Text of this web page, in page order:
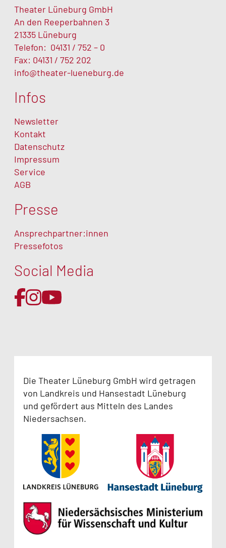
Theater Lüneburg GmbH
An den Reeperbahnen 3
21335 Lüneburg
Telefon: 04131 / 752 – 0
Fax: 04131 / 752 202
info@theater-lueneburg.de
Infos
Newsletter
Kontakt
Datenschutz
Impressum
Service
AGB
Presse
Ansprechpartner:innen
Pressefotos
Social Media
Die Theater Lüneburg GmbH wird getragen
von Landkreis und Hansestadt Lüneburg
und gefördert aus Mitteln des Landes
Niedersachsen.